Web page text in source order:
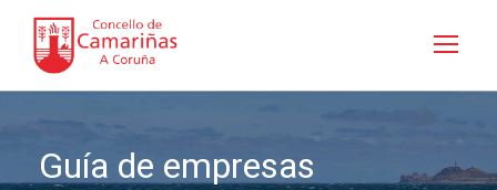
Guía de empresas